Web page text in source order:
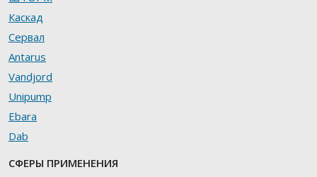
Каскад
Сервал
Antarus
Vandjord
Unipump
Ebara
Dab
СФЕРЫ ПРИМЕНЕНИЯ